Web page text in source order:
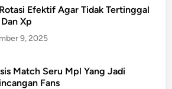
Efektif Agar Tidak Tertinggal
Xp
9, 2025
Match Seru Mpl Yang Jadi
Fans